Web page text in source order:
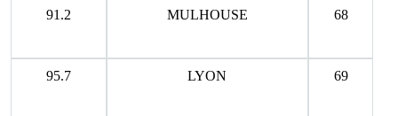
91.2 MULHOUSE 68
95.7 LYON 69